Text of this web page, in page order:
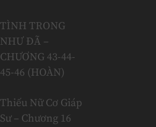
TÌNH TRONG
NHƯ ĐÃ –
CHƯƠNG 43-44-
45-46 (HOÀN)
Thiếu Nữ Cơ Giáp
Sư – Chương 16